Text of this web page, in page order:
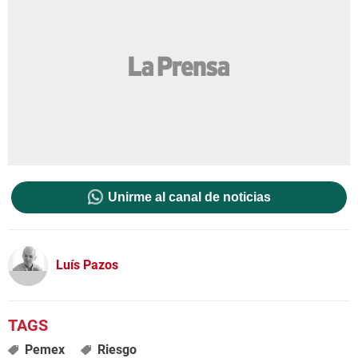
Unirme al canal de noticias
Luís Pazos
Pemex Riesgo